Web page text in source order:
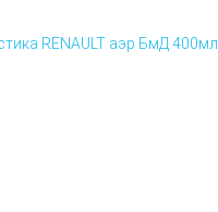
RENAULT аэр БмД 400мл